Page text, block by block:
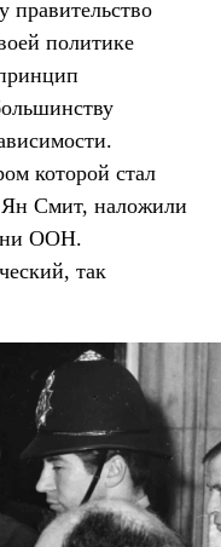
правительство
политике
которой стал
Ян Смит, наложили
ООН.
так